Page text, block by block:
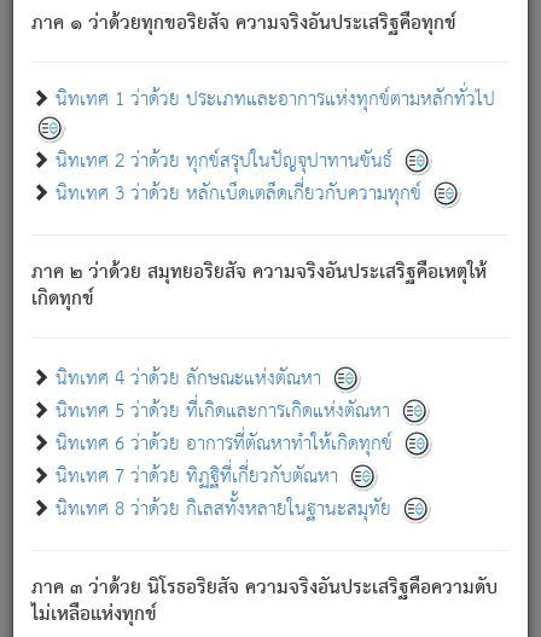
ภาค ๑ ว่าด้วยทุกขอริยสัจ ความจริงอันประเสริฐคือทุกข์
นิทเทศ 1 ว่าด้วย ประเภทและอาการแห่งทุกข์ตามหลักทั่วไป
นิทเทศ 2 ว่าด้วย ทุกข์สรุปในปัญจุปาทานขันธ์
นิทเทศ 3 ว่าด้วย หลักเบ็ดเตล็ดเกี่ยวกับความทุกข์
ภาค ๒ ว่าด้วย สมุทยอริยสัจ ความจริงอันประเสริฐคือเหตุให้
เกิดทุกข์
นิทเทศ 4 ว่าด้วย ลักษณะแห่งตัณหา
นิทเทศ 5 ว่าด้วย ที่เกิดและการเกิดแห่งตัณหา
นิทเทศ 6 ว่าด้วย อาการที่ตัณหาทำให้เกิดทุกข์
นิทเทศ 7 ว่าด้วย ทิฏฐิที่เกี่ยวกับตัณหา
นิทเทศ 8 ว่าด้วย กิเลสทั้งหลายในฐานะสมุทัย
ภาค ๓ ว่าด้วย นิโรธอริยสัจ ความจริงอันประเสริฐคือความดับ
ไม่เหลือแห่งทุกข์
ภพ ว่ามีได้เพราะวิภพ[2]: เรากล่าวว่า สมณะหรือพราหมณ์ทั้ง
ปวงนั้น ก็ยังสลัดภพออกไปไม่ได้.
ก็ทุกข์นี้มีขึ้น เพราะอาศัยซึ่งอุปธิทั้งปวง.
เพราะความสิ้นไปแห่งอุปาทานทั้งปวง ความเกิดขึ้นแห่ง
ทุกข์จึงไม่มี.
ท่านจงดูโลกนี้เถิด (จะเห็นว่า) สัตว์ทั้งหลายอันอวิชาหนา
แน่นบังหนาแล้ว; และว่า สัตว์ผู้ยินดีในภพอันเป็นแล้วนั้น ย่อม
อันเป็นไปในที่หรือเวลาทั้งปวง[3]เพื่อความมีแห่งประโยชน์โดย
ประการทั้งปวง; ภพทั้งหลายทั้งหมดนั้น ไม่เที่ยง เป็นทุกข์ มี
ความแปรปรวนเป็นธรรมดา.
อย่างนี้อยู่; เขาย่อมละภวตัณหาได้ และไม่เพลิดเพลินวิภวตัณหา
ด้วย.
ความดับเพราะความสำรอกไม่เหลือ (แห่งภพทั้งหลาย)
เพราะความสิ้นไปแห่งตัณหาโดยประการทั้งปวง นั้นคือ
นิพพาน.
ภพใหม่ย่อมไม่มีแก่ภิกษุนั้น ผู้ดับเย็นสนิทแล้ว เพราะไม่มี
ภิกษุนั้น เป็นผู้ครอบงำมารได้แล้ว ชนะสงครามแล้ว ก้าวล่วง
ภพทั้งหลายทั้งปวงได้แล้ว เป็นผู้คงที่ (คือไม่เปลี่ยนแปลงอีกต่อ